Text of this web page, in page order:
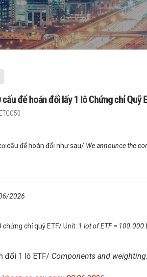
để hoán đổi lấy 1 lô Chứng chỉ
cấu để hoán đổi như sau/ We announce the
2026
chỉ quỹ ETF/ Unit: 1 lot of ETF = 100.000
đổi 1 lô ETF/ Components and